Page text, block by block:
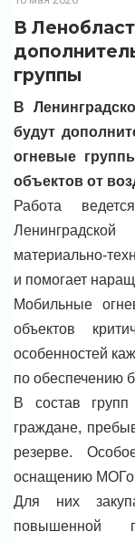
В
группы
В
будут
огневые
объектов от
Работа
материально-
и помогает
Мобильные
объектов
особенностей
по обеспечению
В состав групп
граждане,
резерве.
оснащению
Для них
повышенной